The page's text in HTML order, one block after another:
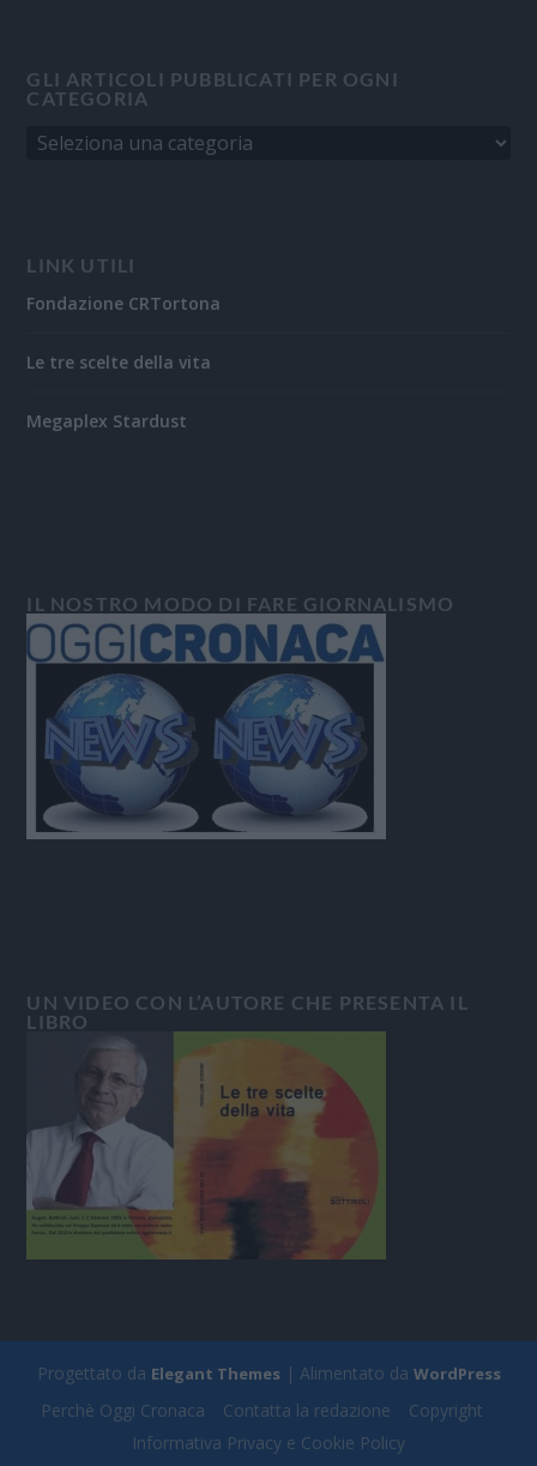
GLI ARTICOLI PUBBLICATI PER OGNI
CATEGORIA
LINK UTILI
Fondazione CRTortona
Le tre scelte della vita
Megaplex Stardust
IL NOSTRO MODO DI FARE GIORNALISMO
UN VIDEO CON L’AUTORE CHE PRESENTA IL
LIBRO
Progettato da Elegant Themes| Alimentato da WordPress
Perchè Oggi Cronaca Contatta la redazione
Copyright
Informativa Privacy e Cookie Policy